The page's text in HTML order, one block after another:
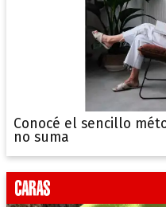
Conocé el sencillo
no suma